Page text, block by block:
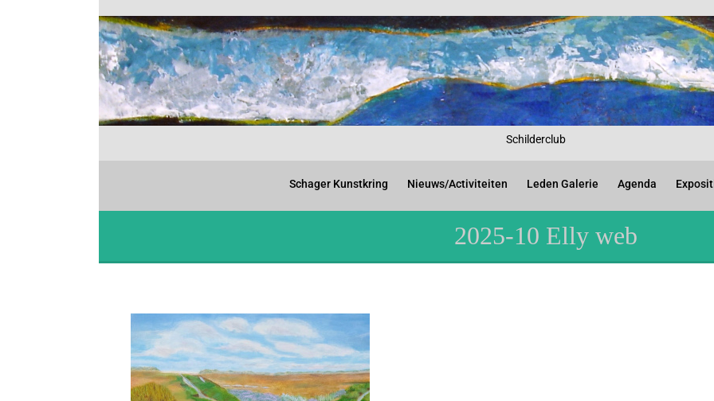
Schilderclub
Schager Kunstkring Nieuws/Activiteiten Leden Galerie Agenda
2025-10 Elly web